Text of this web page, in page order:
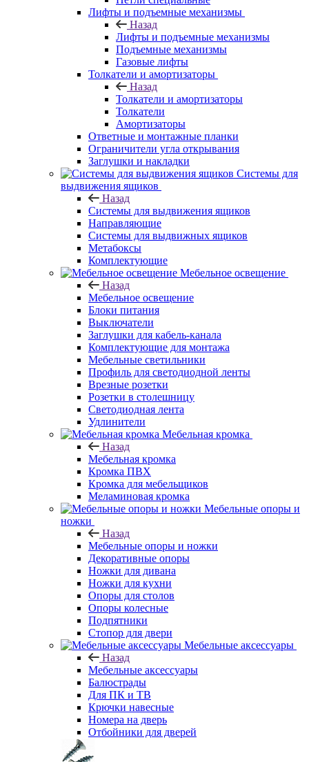
Лифты и подъемные механизмы
Назад
Лифты и подъемные механизмы
Подъемные механизмы
Газовые лифты
Толкатели и амортизаторы
Назад
Толкатели и амортизаторы
Толкатели
Амортизаторы
Ответные и монтажные планки
Ограничители угла открывания
Заглушки и накладки
Системы для
выдвижения ящиков
Назад
Системы для выдвижения ящиков
Направляющие
Системы для выдвижных ящиков
Метабоксы
Комплектующие
Мебельное освещение
Назад
Мебельное освещение
Блоки питания
Выключатели
Заглушки для кабель-канала
Комплектующие для монтажа
Мебельные светильники
Профиль для светодиодной ленты
Врезные розетки
Розетки в столешницу
Светодиодная лента
Удлинители
Мебельная кромка
Назад
Мебельная кромка
Кромка ПВХ
Кромка для мебельщиков
Меламиновая кромка
Мебельные опоры и
ножки
Назад
Мебельные опоры и ножки
Декоративные опоры
Ножки для дивана
Ножки для кухни
Опоры для столов
Опоры колесные
Подпятники
Стопор для двери
Мебельные аксессуары
Назад
Мебельные аксессуары
Балюстрады
Для ПК и ТВ
Крючки навесные
Номера на дверь
Отбойники для дверей